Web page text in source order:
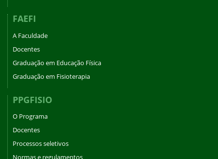
FAEFI
A Faculdade
Docentes
Graduação em Educação Física
Graduação em Fisioterapia
PPGFISIO
O Programa
Docentes
Processos seletivos
Normas e regulamentos